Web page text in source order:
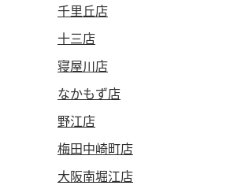
千里丘店
十三店
寝屋川店
なかもず店
野江店
梅田中崎町店
大阪南堀江店